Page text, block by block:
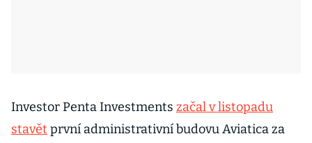
Investor Penta Investments začal v listopadu
stavět první administrativní budovu Aviatica za